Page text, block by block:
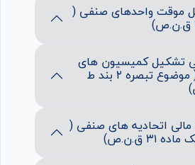
موقت واحدهای صنفی (
تشکیل کمیسیون های
اتحادیه صنفی ( موضوع تبصره ۲ بند ط
مالی اتحادیه های صنفی (
۳۱ ق.ن.ص)